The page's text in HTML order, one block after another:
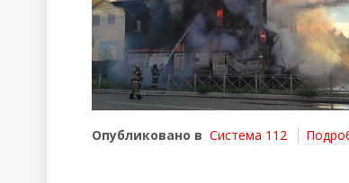
Опубликовано в Система 112